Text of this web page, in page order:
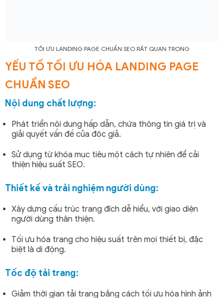
TỐI ƯU LANDING PAGE CHUẨN SEO RẤT QUAN TRỌNG
YẾU TỐ TỐI ƯU HÓA LANDING PAGE
CHUẨN SEO
Nội dung chất lượng:
Phát triển nội dung hấp dẫn, chứa thông tin giá trị và
giải quyết vấn đề của độc giả.
Sử dụng từ khóa mục tiêu một cách tự nhiên để cải
thiện hiệu suất SEO.
Thiết kế và trải nghiệm người dùng:
Xây dựng cấu trúc trang đích dễ hiểu, với giao diện
người dùng thân thiện.
Tối ưu hóa trang cho hiệu suất trên mọi thiết bị, đặc
biệt là di động.
Tốc độ tải trang:
Giảm thời gian tải trang bằng cách tối ưu hóa hình ảnh